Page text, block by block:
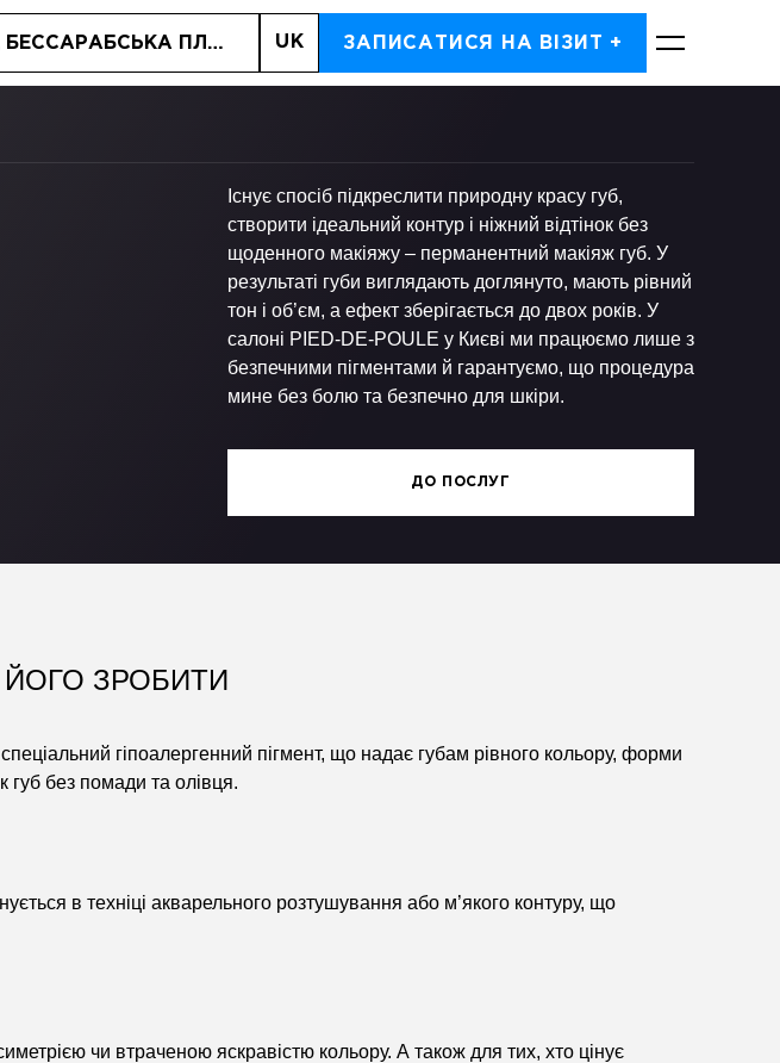
БЕССАРАБСЬКА ПЛОЩА, 7UK ЗАПИСАТИСЯ НА ВІЗИТ +
Існує спосіб підкреслити природну красу губ,
створити ідеальний контур і ніжний відтінок без
щоденного макіяжу – перманентний макіяж губ. У
результаті губи виглядають доглянуто, мають рівний
тон і об’єм, а ефект зберігається до двох років. У
салоні PIED-DE-POULE у Києві ми працюємо лише з
безпечними пігментами й гарантуємо, що процедура
мине без болю та безпечно для шкіри.
ДО ПОСЛУГ
ЗРОБИТИ
гіпоалергенний пігмент, що надає губам рівного кольору, форми
губ без помади та олівця.
в техніці акварельного розтушування або м’якого контуру, що
чи втраченою яскравістю кольору. А також для тих, хто цінує